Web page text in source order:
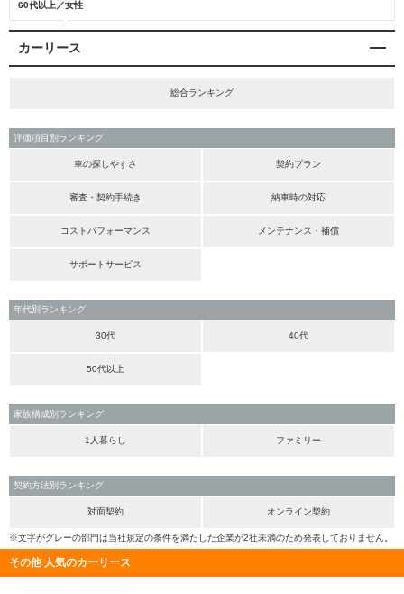
60代以上／女性
カーリース
総合ランキング
評価項目別ランキング
車の探しやすさ 契約プラン
審査・契約手続き 納車時の対応
コストパフォーマンス メンテナンス・補償
サポートサービス
年代別ランキング
30代 40代
50代以上
家族構成別ランキング
1人暮らし ファミリー
契約方法別ランキング
対面契約 オンライン契約
※文字がグレーの部門は当社規定の条件を満たした企業が2社未満のため発表しておりません。
その他 人気のカーリース